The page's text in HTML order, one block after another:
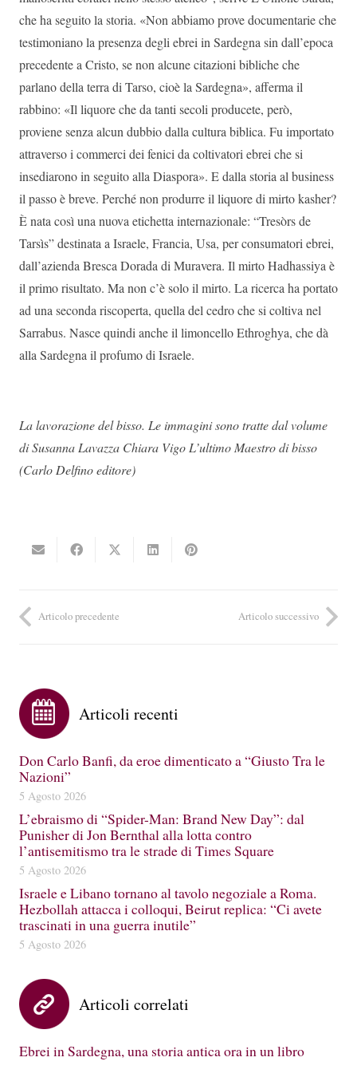
che ha seguito la storia. «Non abbiamo prove documentarie che
testimoniano la presenza degli ebrei in Sardegna sin dall’epoca
precedente a Cristo, se non alcune citazioni bibliche che
parlano della terra di Tarso, cioè la Sardegna», afferma il
rabbino: «Il liquore che da tanti secoli producete, però,
proviene senza alcun dubbio dalla cultura biblica. Fu importato
attraverso i commerci dei fenici da coltivatori ebrei che si
insediarono in seguito alla Diaspora». E dalla storia al business
il passo è breve. Perché non produrre il liquore di mirto kasher?
È nata così una nuova etichetta internazionale: “Tresòrs de
Tarsìs” destinata a Israele, Francia, Usa, per consumatori ebrei,
dall’azienda Bresca Dorada di Muravera. Il mirto Hadhassiya è
il primo risultato. Ma non c’è solo il mirto. La ricerca ha portato
ad una seconda riscoperta, quella del cedro che si coltiva nel
Sarrabus. Nasce quindi anche il limoncello Ethroghya, che dà
alla Sardegna il profumo di Israele.
La lavorazione del bisso. Le immagini sono tratte dal volume
di Susanna Lavazza Chiara Vigo L’ultimo Maestro di bisso
(Carlo Delfino editore)
Articolo precedente Articolo successivo
Articoli recenti
Don Carlo Banfi, da eroe dimenticato a “Giusto Tra le
Nazioni”
5 Agosto 2026
L’ebraismo di “Spider-Man: Brand New Day”: dal
Punisher di Jon Bernthal alla lotta contro
l’antisemitismo tra le strade di Times Square
5 Agosto 2026
Israele e Libano tornano al tavolo negoziale a Roma.
Hezbollah attacca i colloqui, Beirut replica: “Ci avete
trascinati in una guerra inutile”
5 Agosto 2026
Articoli correlati
Ebrei in Sardegna, una storia antica ora in un libro